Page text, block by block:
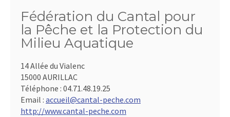
Fédération du Cantal pour
la Pêche et la Protection du
Milieu Aquatique
14 Allée du Vialenc
15000 AURILLAC
Téléphone : 04.71.48.19.25
Email : accueil@cantal-peche.com
http://www.cantal-peche.com